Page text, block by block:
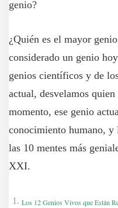
genio?
¿Quién es el mayor
considerado un genio
genios científicos y de
actual, desvelamos
momento, ese genio
conocimiento humano, y
las 10 mentes más
XXI.
Los 12 Genios Vivos que Están